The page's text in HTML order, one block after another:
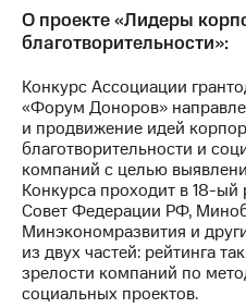
Еврооблигации-
Уведомление
о
погашении
именных
облигаций
Другое
Регистратор
Реквизиты
Контакты
развитие
деловая этика
На главную
О проекте «Лидеры
благотворительности»:
Конкурс Ассоциации
«Форум Доноров»
и продвижение идей
благотворительности и
компаний с целью
Конкурса проходит в 18-
Совет Федерации РФ,
Минэкономразвития и
из двух частей: рейтинга
зрелости компаний по
социальных проектов.